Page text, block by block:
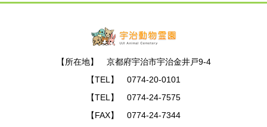
【所在地】 京都府宇治市宇治金井戸9-4
【TEL】 0774-20-0101
【TEL】 0774-24-7575
【FAX】 0774-24-7344